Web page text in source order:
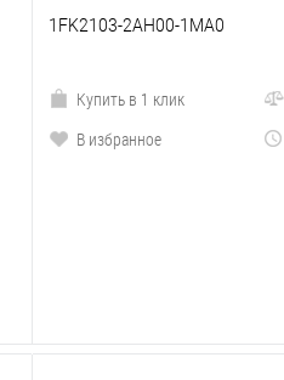
1FK2103-2AH00-1MA0
Купить в 1 клик
В избранное